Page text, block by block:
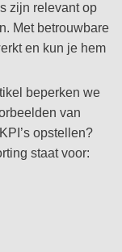
zijn relevant op
Met betrouwbare
en kun je hem
beperken we
van
opstellen?
staat voor: